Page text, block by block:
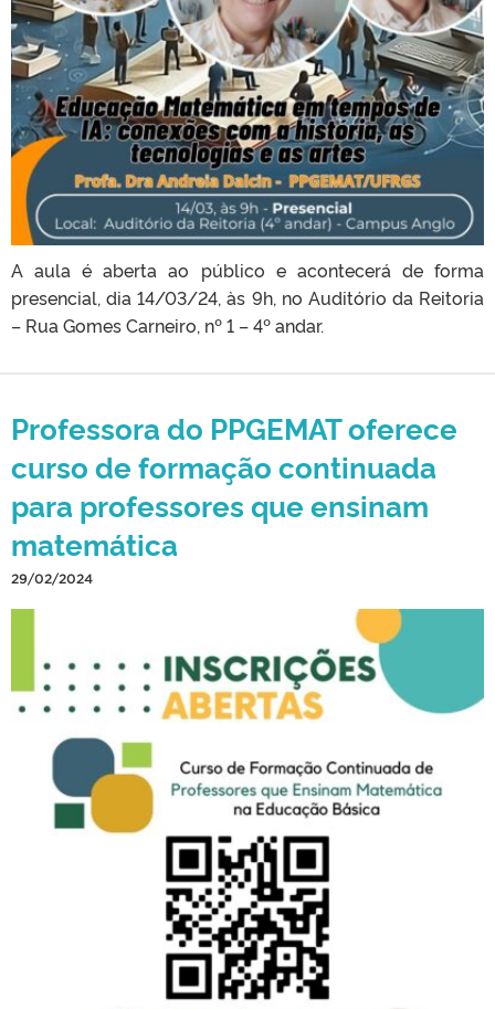
A aula é aberta ao público e acontecerá de forma
presencial, dia 14/03/24, às 9h, no Auditório da Reitoria
– Rua Gomes Carneiro, nº 1 – 4º andar.
Professora do PPGEMAT oferece
curso de formação continuada
para professores que ensinam
matemática
29/02/2024